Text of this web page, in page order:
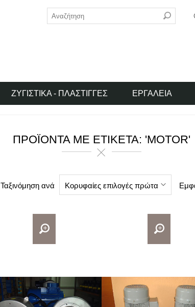
ΖΥΓΙΣΤΙΚΆ - ΠΛΆΣΤΙΓΓΕΣ ΕΡΓΑΛΕΊΑ
ΠΡΟΪΌΝΤΑ ΜΕ ΕΤΙΚΈΤΑ: 'MOTOR'
Ταξινόμηση ανά Κορυφαίες επιλογές πρώτα